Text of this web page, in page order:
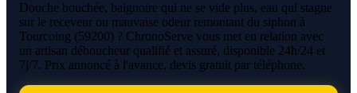
Douche bouchée, baignoire qui ne se vide plus, eau qui stagne
sur le receveur ou mauvaise odeur remontant du siphon à
Tourcoing (59200) ? ChronoServe vous met en relation avec
un artisan déboucheur qualifié et assuré, disponible 24h/24 et
7j/7. Prix annoncé à l'avance, devis gratuit par téléphone.